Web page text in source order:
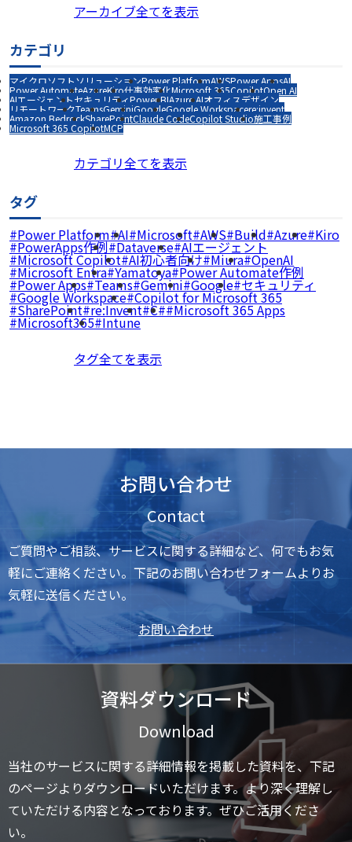
アーカイブ全てを表示
カテゴリ
マイクロソフトソリューションPower PlatformAWSPower AppsAI
Power AutomateAzureKiro仕事効率化Microsoft 365CopilotOpen AI
AIエージェントセキュリティPower BIAzure AIオフィスデザイン
リモートワークTeamsGeminiGoogleGoogle Workspacere:invent
Amazon BedrockSharePointClaude CodeCopilot Studio施工事例
Microsoft 365 CopilotMCP
カテゴリ全てを表示
タグ
Power Platform AI Microsoft AWS Build Azure Kiro
PowerApps作例 Dataverse AIエージェント
Microsoft Copilot AI初心者向け Miura OpenAI
Microsoft Entra Yamatoya Power Automate作例
Power Apps Teams Gemini Google セキュリティ
Google Workspace Copilot for Microsoft 365
SharePoint re:Invent C# Microsoft 365 Apps
Microsoft365 Intune
タグ全てを表示
お問い合わせ
Contact
ご質問やご相談、サービスに関する詳細など、何でもお気
軽にご連絡ください。下記のお問い合わせフォームよりお
気軽に送信ください。
お問い合わせ
資料ダウンロード
Download
当社のサービスに関する詳細情報を掲載した資料を、下記
のページよりダウンロードいただけます。より深く理解し
ていただける内容となっております。ぜひご活用くださ
い。